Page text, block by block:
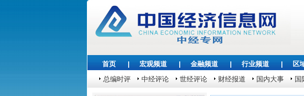
首页 | 宏观频道 | 金融频道 | 行业频道 | 区
总编时评
中经评论 世经评论 财经报道 国内大事 国